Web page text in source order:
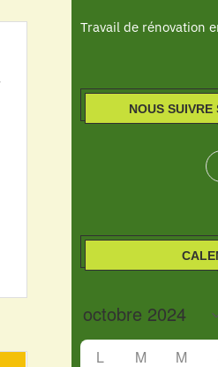
Travail de rénovation
NOUS
L M M